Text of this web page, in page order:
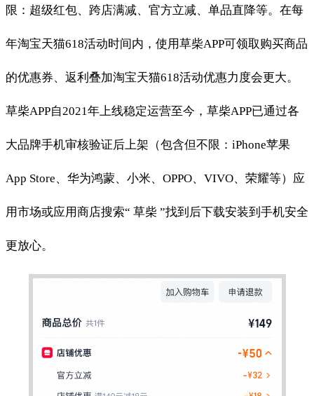
限：超级红包、跨店满减、官方立减、单品直降等。在每
年淘宝天猫618活动时间内，使用草柴APP可领取购买商品
的优惠券、返利叠加淘宝天猫618活动优惠力度会更大。
草柴APP自2021年上线稳定运营至今，草柴APP已通过各
大品牌手机审核验证后上架（包含但不限：iPhone苹果
App Store、华为鸿蒙、小米、OPPO、VIVO、荣耀等）应
用市场或应用商店搜索“ 草柴 ”找到后下载安装到手机安全
更放心。